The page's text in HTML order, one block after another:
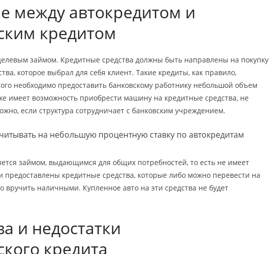
между автокредитом и
кредитом
займом. Кредитные средства должны быть направлены на покупку
которое выбрал для себя клиент. Такие кредиты, как правило,
необходимо предоставить банковскому работнику небольшой объем
имеет возможность приобрести машину на кредитные средства, не
если структура сотрудничает с банковским учреждением.
на небольшую процентную ставку по автокредитам
займом, выдающимся для общих потребностей, то есть не имеет
кредитные средства, которые либо можно перевести на
вручить наличными. Купленное авто на эти средства не будет
и недостатки
кредита